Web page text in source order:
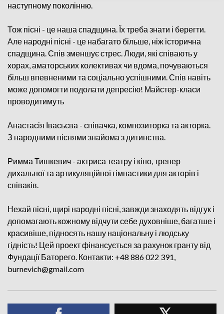
наступному поколінню.
Тож пісні - це наша спадщина. Їх треба знати і берегти.
Але народні пісні - це набагато більше, ніж історична
спадщина. Спів зменшує стрес. Люди, які співають у
хорах, аматорських колективах чи вдома, почуваються
більш впевненими та соціально успішними. Спів навіть
може допомогти подолати депресію! Майстер-класи
проводитимуть
Анастасія Івасьєва - співачка, композиторка та акторка.
З народними піснями знайома з дитинства.
Римма Тишкевич - актриса театру і кіно, тренер
дихальної та артикуляційної гімнастики для акторів і
співаків.
Нехай пісні, щирі народні пісні, завжди знаходять відгук і
допомагають кожному відчути себе духовніше, багатше і
красивіше, підносять нашу національну і людську
гідність! Цей проект фінансується за рахунок гранту від
Фундації Баторего. Контакти: +48 886 022 391,
burnevich@gmail.com